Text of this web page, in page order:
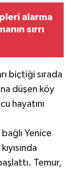
alarma
sırrı
biçtiği sırada
düşen köy
hayatını
Yenice
Temur,